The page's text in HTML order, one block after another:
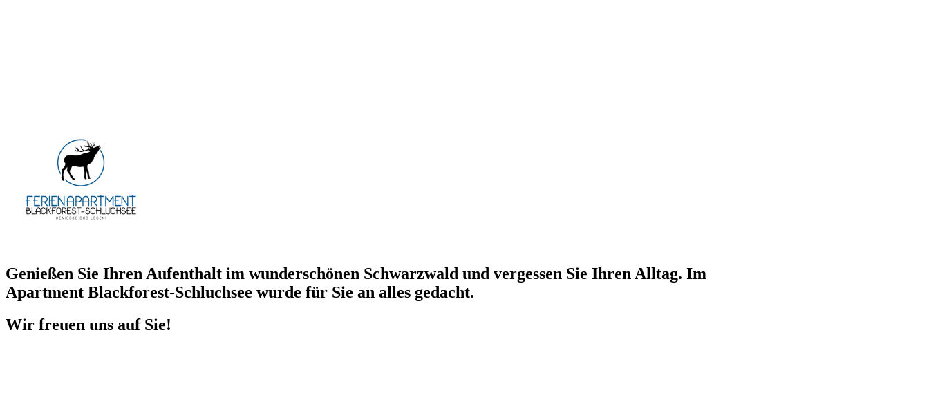
Genießen Sie Ihren Aufenthalt im wunderschönen Schwarzwald und vergessen Sie Ihren Alltag. Im
Apartment Blackforest-Schluchsee wurde für Sie an alles gedacht.
Wir freuen uns auf Sie!